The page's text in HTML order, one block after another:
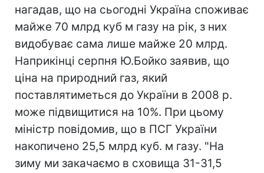
нагадав, що на сьогодні Україна споживає
майже 70 млрд куб м газу на рік, з них
видобуває сама лише майже 20 млрд.
Наприкінці серпня Ю.Бойко заявив, що
ціна на природний газ, який
поставлятиметься до України в 2008 р.
може підвищитися на 10%. При цьому
міністр повідомив, що в ПСГ України
накопичено 25,5 млрд куб. м газу. "На
зиму ми закачаємо в сховища 31-31,5